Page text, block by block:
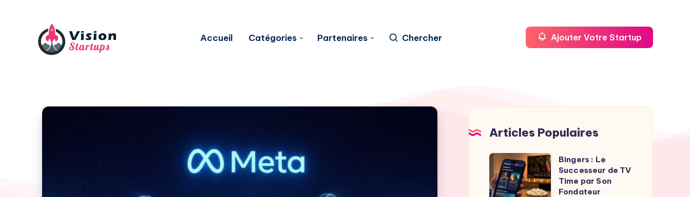
Accueil Catégories Partenaires Chercher Ajouter Votre Startup
Articles Populaires
Bingers
Le
Bingers : Le
Successeur de TV
Time par Son
Fondateur